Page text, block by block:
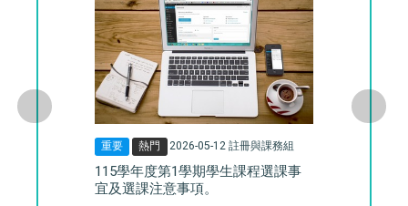
重要 熱門 2026-05-12 註冊與課務組
115學年度第1學期學生課程選課事
宜及選課注意事項。